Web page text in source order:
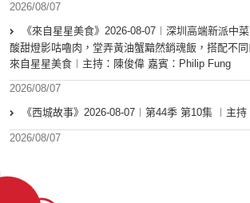
2026/08/07
《來自星星美食》2026-08-07︱深圳高端新派中
酸甜燈影咕嚕肉，堂弄黃油蟹黯然銷魂飯，搭配不同
來自星星美食︱主持：陳俊偉 嘉賓：Philip Fung
2026/08/07
《西城故事》2026-08-07︱第44季 第10集 ︱主
2026/08/07